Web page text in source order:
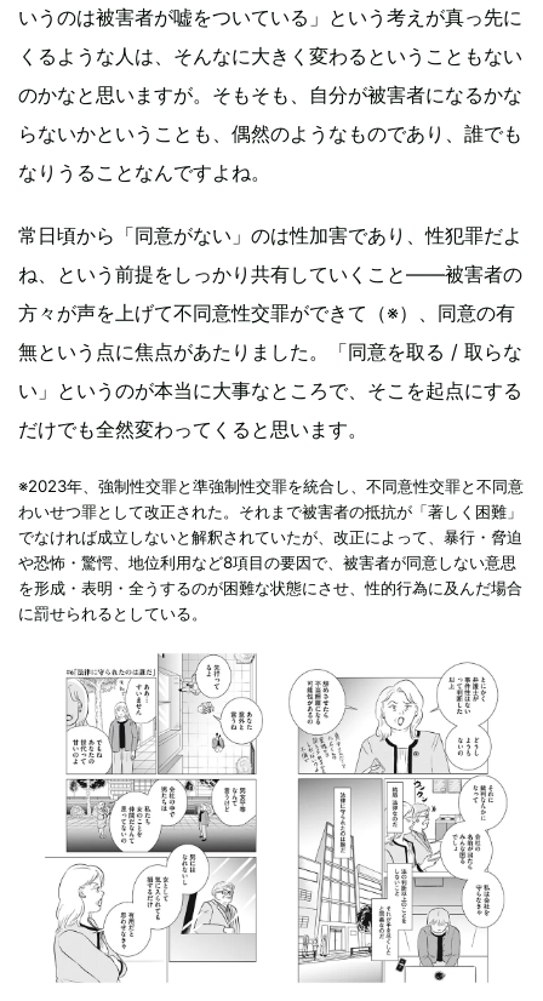
いうのは被害者が嘘をついている」という考えが真っ先に
くるような人は、そんなに大きく変わるということもない
のかなと思いますが。そもそも、自分が被害者になるかな
らないかということも、偶然のようなものであり、誰でも
なりうることなんですよね。
常日頃から「同意がない」のは性加害であり、性犯罪だよ
ね、という前提をしっかり共有していくこと——被害者の
方々が声を上げて不同意性交罪ができて（※）、同意の有
無という点に焦点があたりました。「同意を取る / 取らな
い」というのが本当に大事なところで、そこを起点にする
だけでも全然変わってくると思います。
※2023年、強制性交罪と準強制性交罪を統合し、不同意性交罪と不同意
わいせつ罪として改正された。それまで被害者の抵抗が「著しく困難」
でなければ成立しないと解釈されていたが、改正によって、暴行・脅迫
や恐怖・驚愕、地位利用など8項目の要因で、被害者が同意しない意思
を形成・表明・全うするのが困難な状態にさせ、性的行為に及んだ場合
に罰せられるとしている。